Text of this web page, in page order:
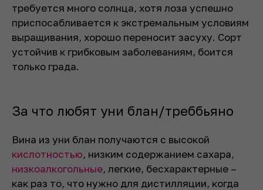
требуется много солнца, хотя лоза успешно
приспосабливается к экстремальным условиям
выращивания, хорошо переносит засуху. Сорт
устойчив к грибковым заболеваниям, боится
только града.
За что любят уни блан/треббьяно
Вина из уни блан получаются с высокой
кислотностью, низким содержанием сахара,
низкоалкогольные, легкие, бесхарактерные –
как раз то, что нужно для дистилляции, когда